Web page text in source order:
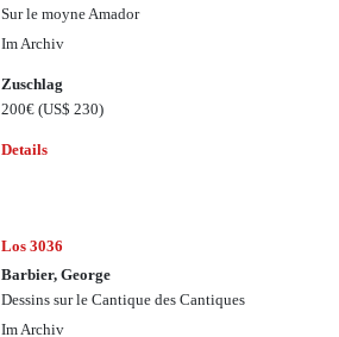
Sur le moyne Amador
Im Archiv
Zuschlag
200€(US$ 230)
Details
Los 3036
Barbier, George
Dessins sur le Cantique des Cantiques
Im Archiv